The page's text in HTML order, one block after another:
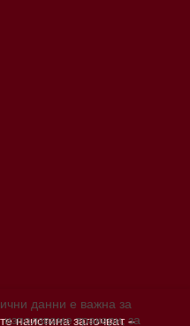
наистина започват –
данни е важна за
тракери, за